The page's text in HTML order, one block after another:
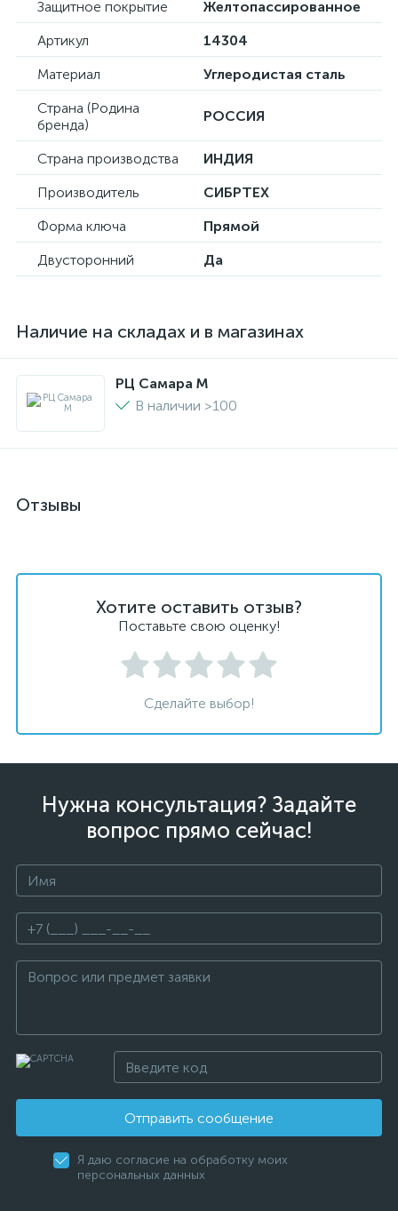
Защитное покрытие
Желтопассированное
Артикул
14304
Материал
Углеродистая сталь
Страна (Родина
бренда)
РОССИЯ
Страна производства
ИНДИЯ
Производитель
СИБРТЕХ
Форма ключа
Прямой
Двусторонний
Да
Наличие на складах и в магазинах
РЦ Самара M
В наличии >100
Отзывы
Хотите оставить отзыв?
Поставьте свою оценку!
Сделайте выбор!
Нужна консультация? Задайте
вопрос прямо сейчас!
Отправить сообщение
Я даю согласие на обработку моих
персональных данных